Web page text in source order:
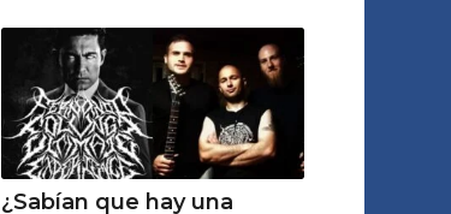
¿Sabían que hay una